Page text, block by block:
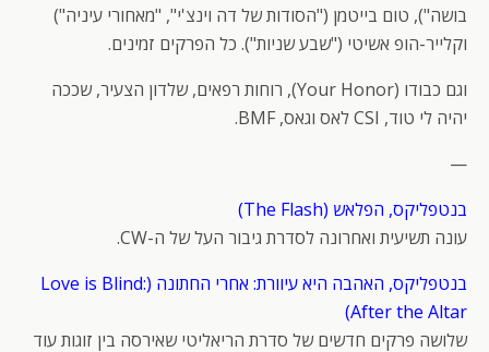
בושה"), טום בייטמן ("הסודות של דה וינצ'י", "מאחורי עיניה")
וקלייר-הופ אשיטי ("שבע שניות"). כל הפרקים זמינים.
וגם כבודו (Your Honor), רוחות רפאים, שלדון הצעיר, שככה
יהיה לי טוד, CSI לאס וגאס, BMF.
—
בנטפליקס, הפלאש (The Flash)
עונה תשיעית ואחרונה לסדרת גיבור העל של ה-CW.
בנטפליקס, האהבה היא עיוורת: אחרי החתונה (Love is Blind:
After the Altar)
שלושה פרקים חדשים של סדרת הריאליטי שאירסה בין זוגות עוד